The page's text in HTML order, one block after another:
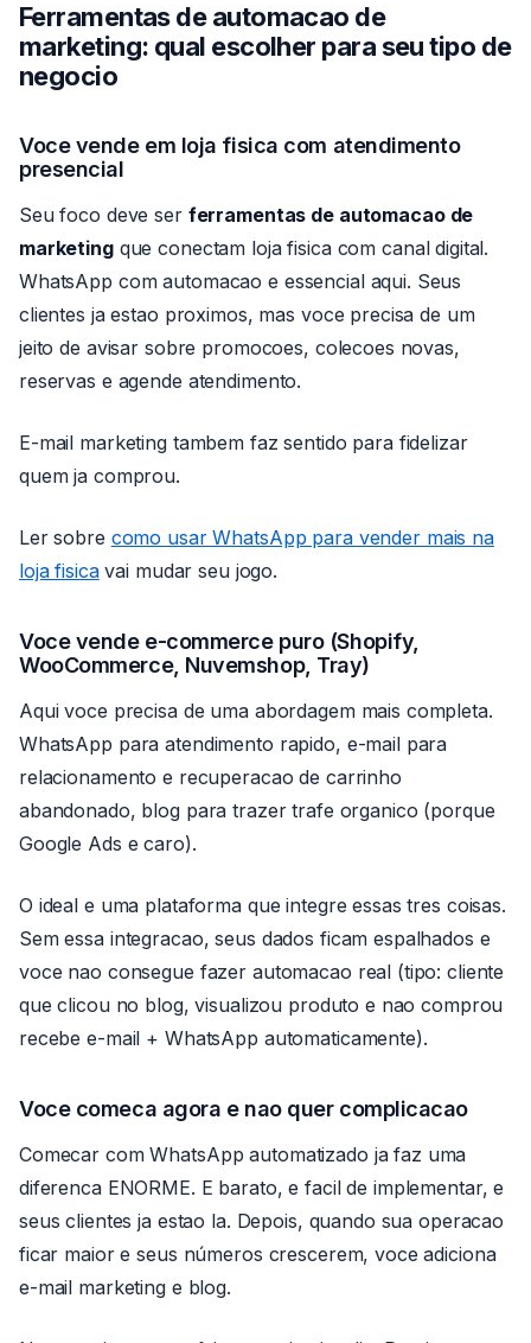
Ferramentas de automacao de
marketing: qual escolher para seu tipo de
negocio
Voce vende em loja fisica com atendimento
presencial
Seu foco deve ser ferramentas de automacao de
marketingque conectam loja fisica com canal digital.
WhatsApp com automacao e essencial aqui. Seus
clientes ja estao proximos, mas voce precisa de um
jeito de avisar sobre promocoes, colecoes novas,
reservas e agende atendimento.
E-mail marketing tambem faz sentido para fidelizar
quem ja comprou.
Ler sobre como usar WhatsApp para vender mais na
loja fisicavai mudar seu jogo.
Voce vende e-commerce puro (Shopify,
WooCommerce, Nuvemshop, Tray)
Aqui voce precisa de uma abordagem mais completa.
WhatsApp para atendimento rapido, e-mail para
relacionamento e recuperacao de carrinho
abandonado, blog para trazer trafe organico (porque
Google Ads e caro).
O ideal e uma plataforma que integre essas tres coisas.
Sem essa integracao, seus dados ficam espalhados e
voce nao consegue fazer automacao real (tipo: cliente
que clicou no blog, visualizou produto e nao comprou
recebe e-mail + WhatsApp automaticamente).
Voce comeca agora e nao quer complicacao
Comecar com WhatsApp automatizado ja faz uma
diferenca ENORME. E barato, e facil de implementar, e
seus clientes ja estao la. Depois, quando sua operacao
ficar maior e seus números crescerem, voce adiciona
e-mail marketing e blog.